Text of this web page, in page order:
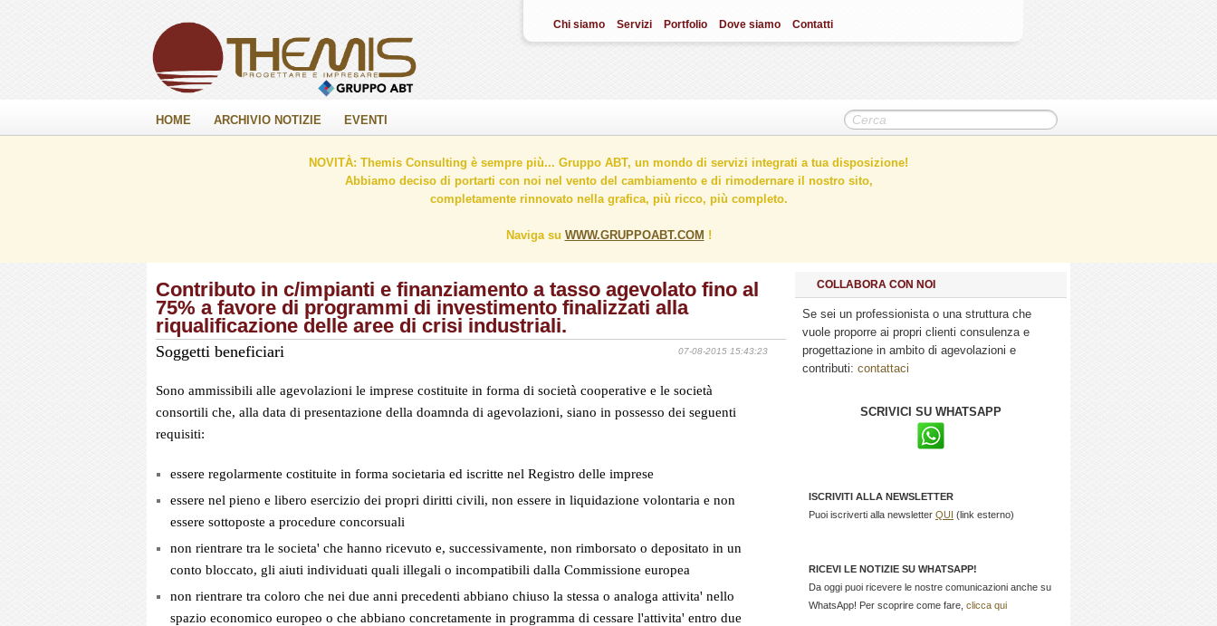
Chi siamo Servizi Portfolio Dove siamo Contatti
HOME ARCHIVIO NOTIZIE EVENTI
NOVITÀ: Themis Consulting è sempre più... Gruppo ABT, un mondo di servizi integrati a tua disposizione!
Abbiamo deciso di portarti con noi nel vento del cambiamento e di rimodernare il nostro sito,
completamente rinnovato nella grafica, più ricco, più completo.
Naviga su WWW.GRUPPOABT.COM !
Contributo in c/impianti e finanziamento a tasso agevolato fino al
75% a favore di programmi di investimento finalizzati alla
riqualificazione delle aree di crisi industriali.
07-08-2015 15:43:23
Soggetti beneficiari
Sono ammissibili alle agevolazioni le imprese costituite in forma di società cooperative e le società
consortili che, alla data di presentazione della doamnda di agevolazioni, siano in possesso dei seguenti
requisiti:
essere regolarmente costituite in forma societaria ed iscritte nel Registro delle imprese
essere nel pieno e libero esercizio dei propri diritti civili, non essere in liquidazione volontaria e non
essere sottoposte a procedure concorsuali
non rientrare tra le societa' che hanno ricevuto e, successivamente, non rimborsato o depositato in un
conto bloccato, gli aiuti individuati quali illegali o incompatibili dalla Commissione europea
non rientrare tra coloro che nei due anni precedenti abbiano chiuso la stessa o analoga attivita' nello
spazio economico europeo o che abbiano concretamente in programma di cessare l'attivita' entro due
COLLABORA CON NOI
Se sei un professionista o una struttura che
vuole proporre ai propri clienti consulenza e
progettazione in ambito di agevolazioni e
contributi: contattaci
SCRIVICI SU WHATSAPP
ISCRIVITI ALLA NEWSLETTER
Puoi iscriverti alla newsletter QUI (link esterno)
RICEVI LE NOTIZIE SU WHATSAPP!
Da oggi puoi ricevere le nostre comunicazioni anche su
WhatsApp! Per scoprire come fare, clicca qui